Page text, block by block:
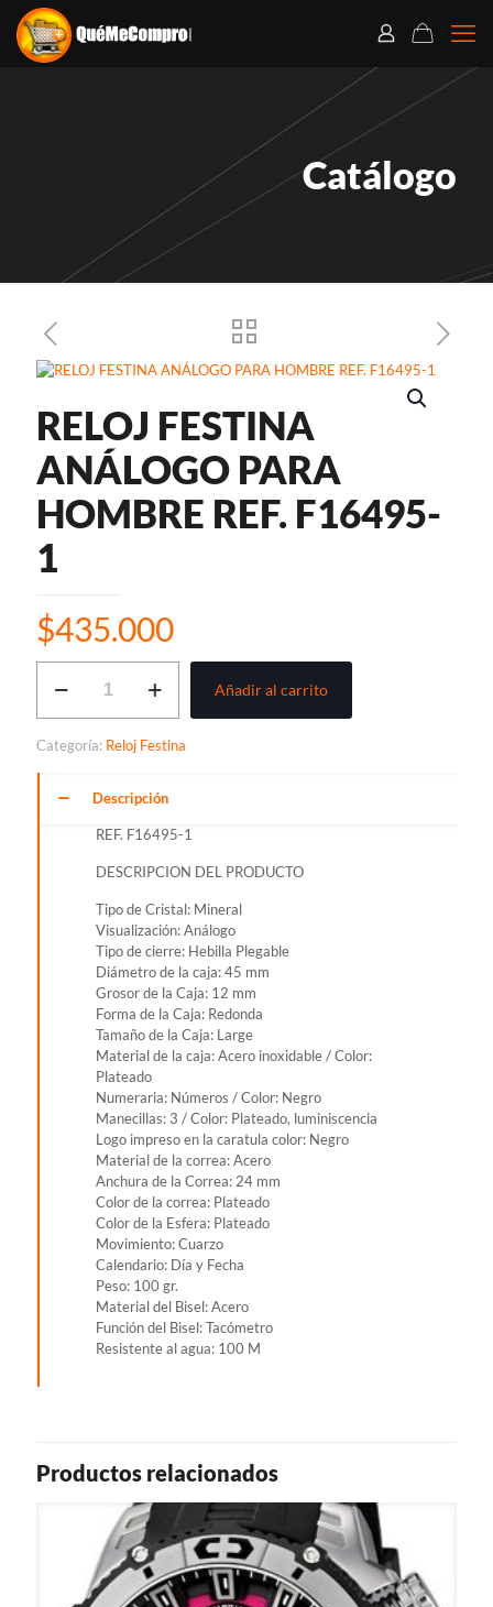
Catálogo
RELOJ FESTINA
ANÁLOGO PARA
HOMBRE REF. F16495-
1
$435.000
FESTINA
HOMBRE
REF.
F16495-
Añadir al carrito
Categoría: Reloj Festina
Descripción
REF. F16495-1
DESCRIPCION DEL PRODUCTO
Tipo de Cristal: Mineral
Visualización: Análogo
Tipo de cierre: Hebilla Plegable
Diámetro de la caja: 45 mm
Grosor de la Caja: 12 mm
Forma de la Caja: Redonda
Tamaño de la Caja: Large
Material de la caja: Acero inoxidable / Color:
Plateado
Numeraria: Números / Color: Negro
Manecillas: 3 / Color: Plateado, luminiscencia
Logo impreso en la caratula color: Negro
Material de la correa: Acero
Anchura de la Correa: 24 mm
Color de la correa: Plateado
Color de la Esfera: Plateado
Movimiento: Cuarzo
Calendario: Día y Fecha
Peso: 100 gr.
Material del Bisel: Acero
Función del Bisel: Tacómetro
Resistente al agua: 100 M
Productos relacionados